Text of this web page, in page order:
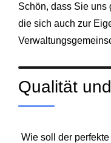
Schön, dass Sie uns
die sich auch zur
Qualität
Wie soll der